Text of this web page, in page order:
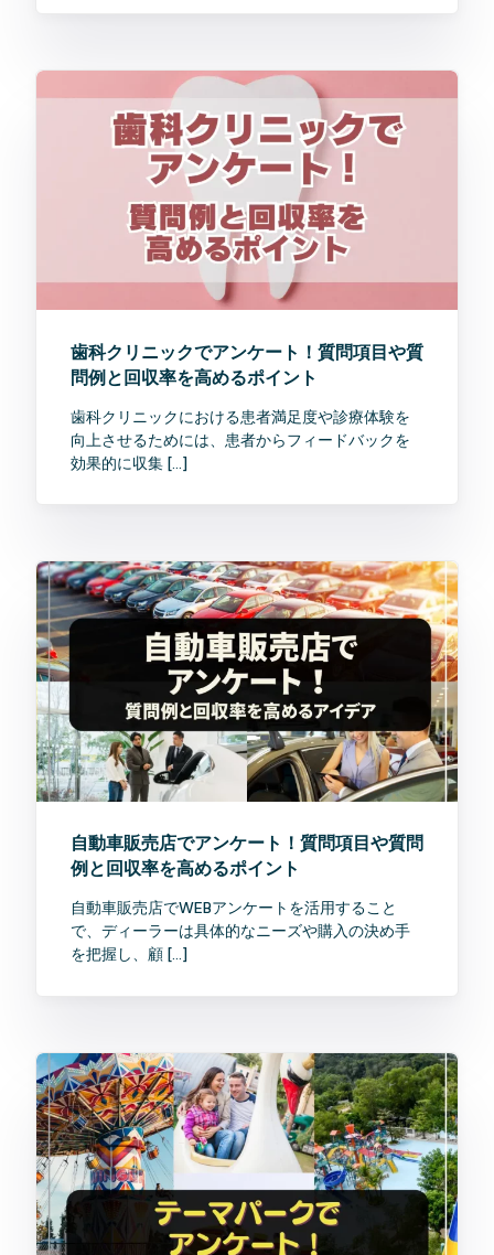
歯科クリニックでアンケート！質問項目や質
問例と回収率を高めるポイント
歯科クリニックにおける患者満足度や診療体験を
向上させるためには、患者からフィードバックを
効果的に収集 […]
自動車販売店でアンケート！質問項目や質問
例と回収率を高めるポイント
自動車販売店でWEBアンケートを活用すること
で、ディーラーは具体的なニーズや購入の決め手
を把握し、顧 […]